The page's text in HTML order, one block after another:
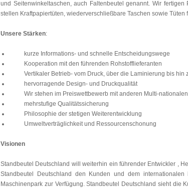
und Seitenwinkeltaschen, auch Faltenbeutel genannt. Wir
stellen Kraftpapiertüten, wiederverschließbare Taschen sowie Tüten
Unsere Stärken:
kurze Informations- und schnelle Entscheidungswege
Kooperation mit den führenden Rohstofflieferanten
Vertikaler Betrieb- vom Druck, über die Laminierung bis hin
hervorragende Design- und Druckqualität
Wir stehen im Preiswettbewerb mit anderen Multi-nationalen
mehrstufige Qualitätssicherung
Philosophie der stetigen Weiterentwicklung
Umweltverträglichkeit und Ressourcenschonung
Visionen
Standbeutel Deutschland will weiterhin ein führender Entwickler ,
Standbeutel Deutschland den Kunden und dem
Maschinenpark zur Verfügung. Standbeutel Deutschland sieht die